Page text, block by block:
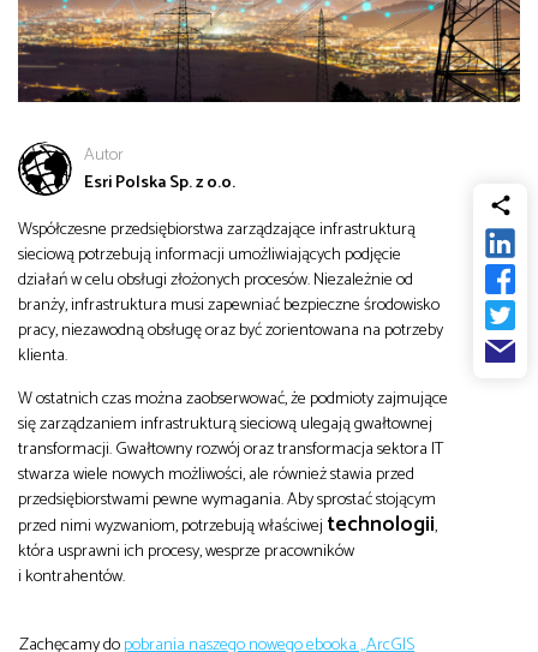
od
do
Biznes
Infrastruktura i telekomunikacja
Turystyka i rekreacja
Architektura, inżynieria i budownictwo
Autor
Esri Polska Sp. z o.o.
Współczesne przedsiębiorstwa zarządzające infrastrukturą
sieciową potrzebują informacji umożliwiających podjęcie
działań w celu obsługi złożonych procesów. Niezależnie od
branży, infrastruktura musi zapewniać bezpieczne środowisko
pracy, niezawodną obsługę oraz być zorientowana na potrzeby
klienta.
W ostatnich czas można zaobserwować, że podmioty zajmujące
się zarządzaniem infrastrukturą sieciową ulegają gwałtownej
transformacji. Gwałtowny rozwój oraz transformacja sektora IT
stwarza wiele nowych możliwości, ale również stawia przed
przedsiębiorstwami pewne wymagania. Aby sprostać stojącym
przed nimi wyzwaniom, potrzebują właściwej technologii,
która usprawni ich procesy, wesprze pracowników
i kontrahentów.
Zachęcamy dopobrania naszego nowego ebooka „ArcGIS